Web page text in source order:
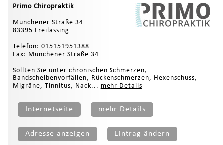
Primo Chiropraktik
Münchener Straße 34
83395 Freilassing
Telefon: 015151951388
Fax: Münchener Straße 34
Sollten Sie unter chronischen Schmerzen,
Bandscheibenvorfällen, Rückenschmerzen, Hexenschuss,
Migräne, Tinnitus, Nack... mehr Details
Internetseite mehr Details
Adresse anzeigen Eintrag ändern